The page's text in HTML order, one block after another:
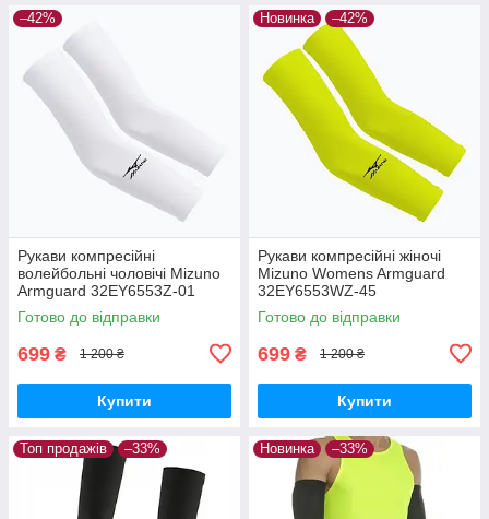
–42%
Рукави компресійні
волейбольні чоловічі Mizuno
Armguard 32EY6553Z-01
Готово до відправки
699 ₴ 1 200 ₴
Купити
Новинка –42%
Рукави компресійні жіночі
Mizuno Womens Armguard
32EY6553WZ-45
Готово до відправки
699 ₴ 1 200 ₴
Купити
Топ продажів –33% Новинка –33%